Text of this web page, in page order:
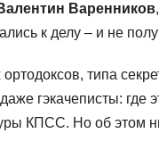
Варенников,
к делу – и не
типа
гэкачеписты: где
КПСС. Но об этом